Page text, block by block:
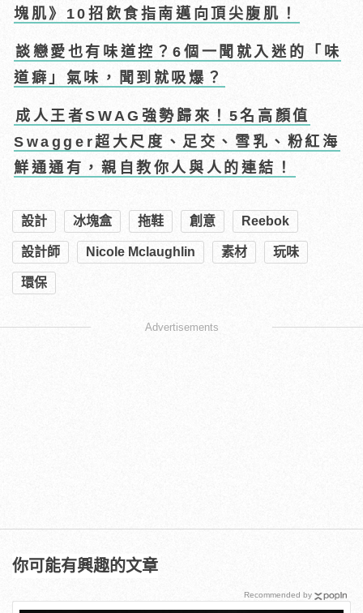
塊肌》10招飲食指南邁向頂尖腹肌！
談戀愛也有味道控？6個一聞就入迷的「味
道癖」氣味，聞到就吸爆？
成人王者SWAG強勢歸來！5名高顏值
Swagger超大尺度、足交、雪乳、粉紅海
鮮通通有，親自教你人與人的連結！
設計 冰塊盒 拖鞋 創意 Reebok
設計師 Nicole Mclaughlin 素材 玩味
環保
Advertisements
你可能有興趣的文章
Recommended by